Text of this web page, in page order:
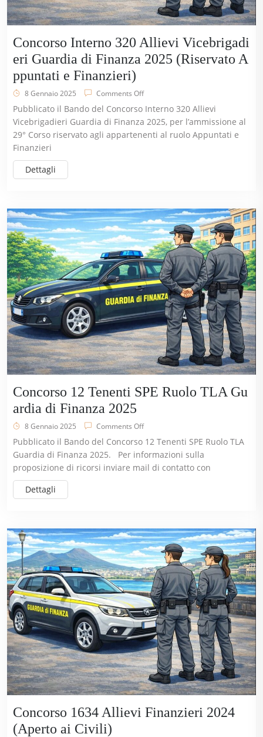
Concorso Interno 320 Allievi Vicebrigadi
eri Guardia di Finanza 2025 (Riservato A
ppuntati e Finanzieri)
8 Gennaio 2025 Comments Off
Pubblicato il Bando del Concorso Interno 320 Allievi
Vicebrigadieri Guardia di Finanza 2025, per l’ammissione al
29° Corso riservato agli appartenenti al ruolo Appuntati e
Finanzieri
Dettagli
Concorso 12 Tenenti SPE Ruolo TLA Gu
ardia di Finanza 2025
8 Gennaio 2025 Comments Off
Pubblicato il Bando del Concorso 12 Tenenti SPE Ruolo TLA
Guardia di Finanza 2025. Per informazioni sulla
proposizione di ricorsi inviare mail di contatto con
Dettagli
Concorso 1634 Allievi Finanzieri 2024
(Aperto ai Civili)